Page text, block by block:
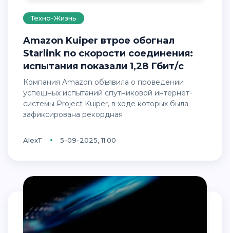
Техно-Жизнь
Amazon Kuiper втрое обогнал
Starlink по скорости соединения:
испытания показали 1,28 Гбит/с
Компания Amazon объявила о проведении
успешных испытаний спутниковой интернет-
системы Project Kuiper, в ходе которых была
зафиксирована рекордная
AlexT 5-09-2025, 11:00